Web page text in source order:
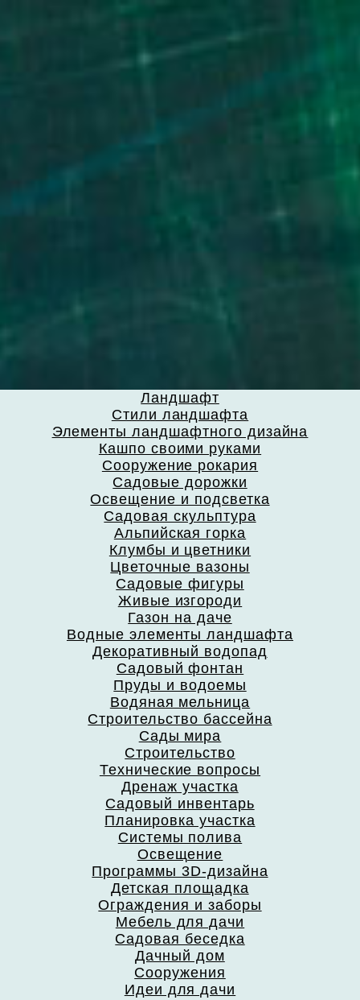
Ландшафт
Стили ландшафта
Элементы ландшафтного дизайна
Кашпо своими руками
Сооружение рокария
Садовые дорожки
Освещение и подсветка
Садовая скульптура
Альпийская горка
Клумбы и цветники
Цветочные вазоны
Садовые фигуры
Живые изгороди
Газон на даче
Водные элементы ландшафта
Декоративный водопад
Садовый фонтан
Пруды и водоемы
Водяная мельница
Строительство бассейна
Сады мира
Строительство
Технические вопросы
Дренаж участка
Садовый инвентарь
Планировка участка
Системы полива
Освещение
Программы 3D-дизайна
Детская площадка
Ограждения и заборы
Мебель для дачи
Садовая беседка
Дачный дом
Сооружения
Идеи для дачи